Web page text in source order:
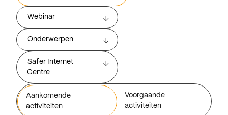
Webinar
Onderwerpen
Safer Internet
Centre
Aankomende
activiteiten
Voorgaande
activiteiten